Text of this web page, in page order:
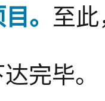
。 至此
完毕。